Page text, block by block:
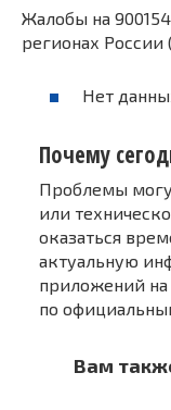
Жалобы на
регионах России
Нет
Почему
Проблемы
или
оказаться
актуальную
приложений на
по
Вам